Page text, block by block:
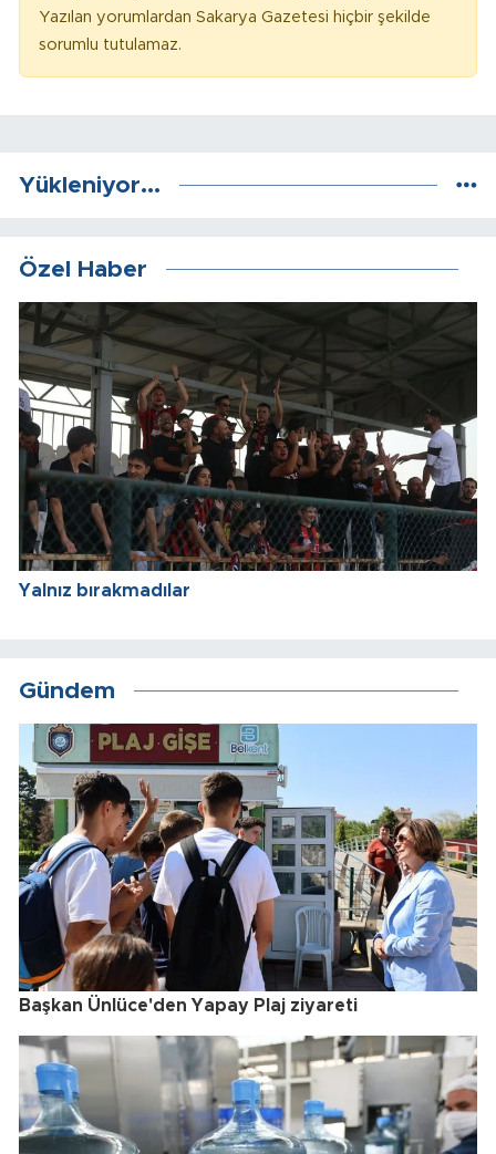
Yazılan yorumlardan Sakarya Gazetesi hiçbir şekilde
sorumlu tutulamaz.
Yükleniyor...
Özel Haber
Yalnız bırakmadılar
Gündem
Başkan Ünlüce'den Yapay Plaj ziyareti